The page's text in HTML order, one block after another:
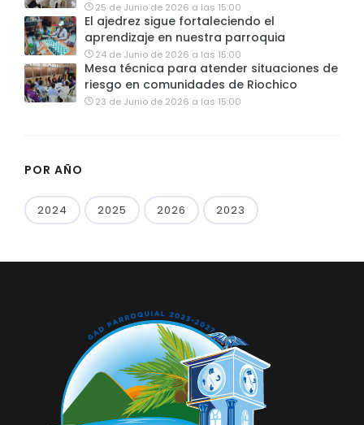
25 de Junio de 2026 a las 15:00
El ajedrez sigue fortaleciendo el
aprendizaje en nuestra parroquia
24 de Junio de 2026 a las 15:00
Mesa técnica para atender situaciones de
riesgo en comunidades de Riochico
23 de Junio de 2026 a las 15:00
POR AÑO
2024 2025 2026 2023